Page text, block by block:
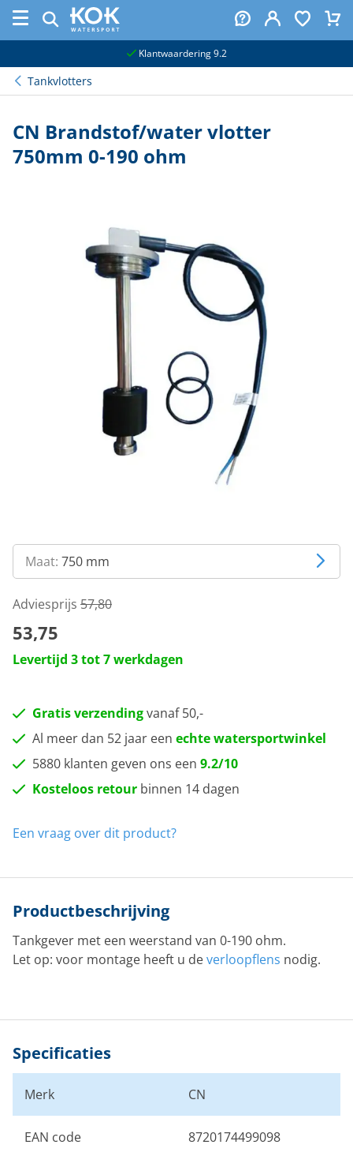
Klantwaardering 9.2
Tankvlotters
CN Brandstof/water vlotter
750mm 0-190 ohm
Maat: 750 mm
Adviesprijs 57,80
53,75
Levertijd 3 tot 7 werkdagen
Gratis verzendingvanaf 50,-
Al meer dan 52 jaar een echte watersportwinkel
5880 klanten geven ons een 9.2/10
Kosteloos retour binnen 14 dagen
Een vraag over dit product?
Productbeschrijving
Tankgever met een weerstand van 0-190 ohm.
Let op: voor montage heeft u deverloopflens nodig.
Specificaties
Merk CN
EAN code 8720174499098